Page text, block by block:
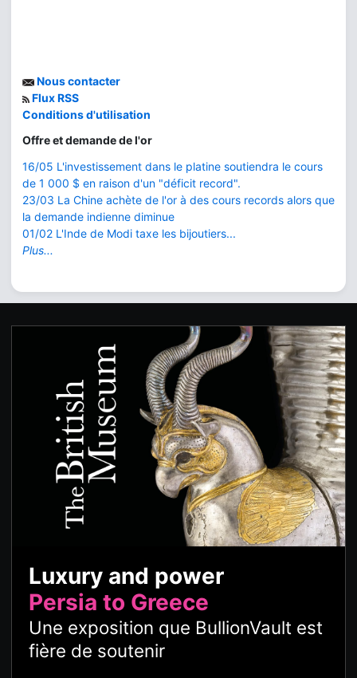
Nous contacter
Flux RSS
Conditions d'utilisation
Offre et demande de l'or
16/05 L'investissement dans le platine soutiendra le cours
de 1 000 $ en raison d'un "déficit record".
23/03 La Chine achète de l'or à des cours records alors que
la demande indienne diminue
01/02 L'Inde de Modi taxe les bijoutiers...
Plus...
Luxury and power
Persia to Greece
Une exposition que BullionVault est
fière de soutenir